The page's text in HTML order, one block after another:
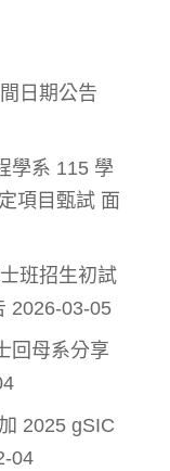
日期公告
學系 115 學
項目甄試 面
班招生初試
2026-03-05
回母系分享
2025 gSIC
04